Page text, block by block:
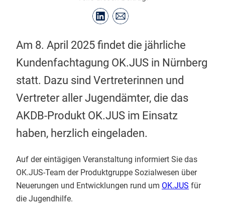
Am 8. April 2025 findet die jährliche
Kundenfachtagung OK.JUS in Nürnberg
statt. Dazu sind Vertreterinnen und
Vertreter aller Jugendämter, die das
AKDB-Produkt OK.JUS im Einsatz
haben, herzlich eingeladen.
Auf der eintägigen Veranstaltung informiert Sie das
OK.JUS-Team der Produktgruppe Sozialwesen über
Neuerungen und Entwicklungen rund um OK.JUS für
die Jugendhilfe.